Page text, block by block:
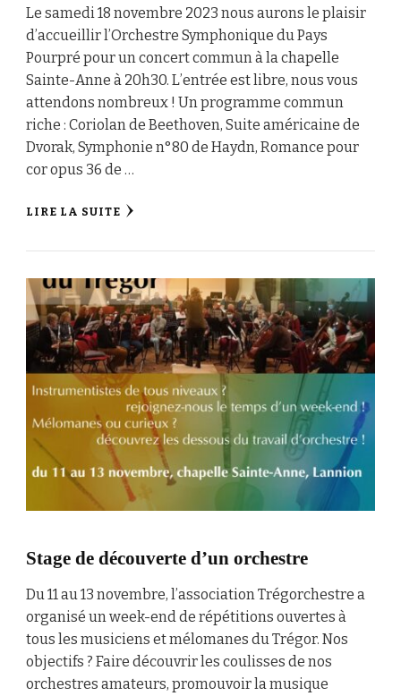
Le samedi 18 novembre 2023 nous aurons le plaisir
d’accueillir l’Orchestre Symphonique du Pays
Pourpré pour un concert commun à la chapelle
Sainte-Anne à 20h30. L’entrée est libre, nous vous
attendons nombreux ! Un programme commun
riche : Coriolan de Beethoven, Suite américaine de
Dvorak, Symphonie n°80 de Haydn, Romance pour
cor opus 36 de …
LIRE LA SUITE
Stage de découverte d’un orchestre
Du 11 au 13 novembre, l’association Trégorchestre a
organisé un week-end de répétitions ouvertes à
tous les musiciens et mélomanes du Trégor. Nos
objectifs ? Faire découvrir les coulisses de nos
orchestres amateurs, promouvoir la musique